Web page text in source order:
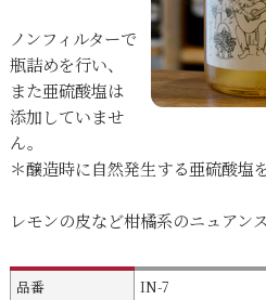
ノンフィルターで
瓶詰めを行い、
また亜硫酸塩は
添加していませ
ん。
＊醸造時に自然発生する亜硫酸塩
レモンの皮など柑橘系のニュアン
品番
IN-7